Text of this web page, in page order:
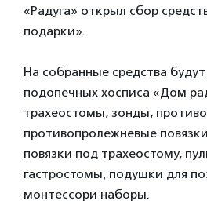
«Радуга» открыл сбор
подарки».
На собранные средства
подопечных хосписа «Дом
трахеостомы, зонды,
противопролежневые
повязки под трахеостому,
гастростомы, подушки для
монтессори наборы.